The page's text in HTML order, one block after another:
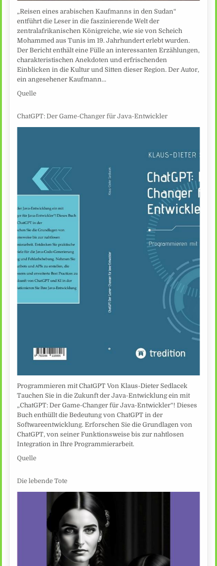
„Reisen eines arabischen Kaufmanns in den Sudan“
entführt die Leser in die faszinierende Welt der
zentralafrikanischen Königreiche, wie sie von Scheich
Mohammed aus Tunis im 19. Jahrhundert erlebt wurden.
Der Bericht enthält eine Fülle an interessanten Erzählungen,
charakteristischen Anekdoten und erfrischenden
Einblicken in die Kultur und Sitten dieser Region. Der Autor,
ein angesehener Kaufmann…
Quelle
ChatGPT: Der Game-Changer für Java-Entwickler
Programmieren mit ChatGPT Von Klaus-Dieter Sedlacek
Tauchen Sie in die Zukunft der Java-Entwicklung ein mit
„ChatGPT: Der Game-Changer für Java-Entwickler“! Dieses
Buch enthüllt die Bedeutung von ChatGPT in der
Softwareentwicklung. Erforschen Sie die Grundlagen von
ChatGPT, von seiner Funktionsweise bis zur nahtlosen
Integration in Ihre Programmierarbeit.
Quelle
Die lebende Tote